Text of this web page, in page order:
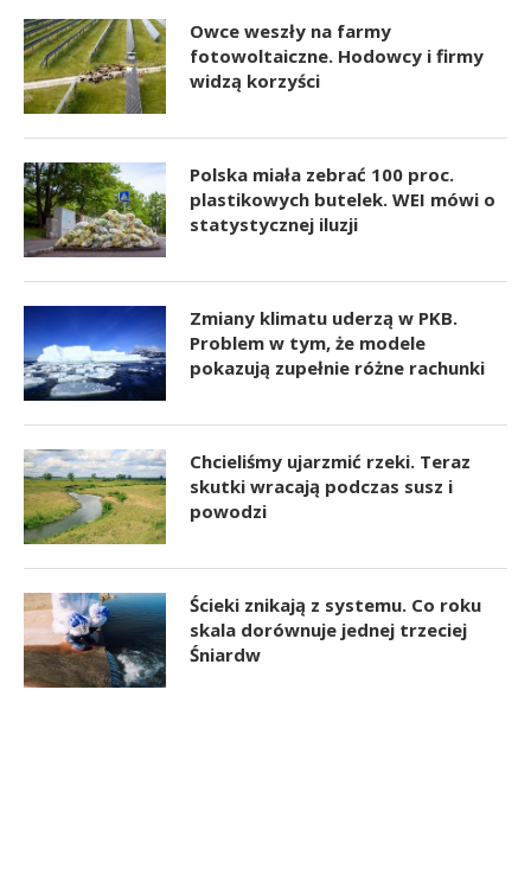
Owce weszły na farmy
fotowoltaiczne. Hodowcy i firmy
widzą korzyści
Polska miała zebrać 100 proc.
plastikowych butelek. WEI mówi o
statystycznej iluzji
Zmiany klimatu uderzą w PKB.
Problem w tym, że modele
pokazują zupełnie różne rachunki
Chcieliśmy ujarzmić rzeki. Teraz
skutki wracają podczas susz i
powodzi
Ścieki znikają z systemu. Co roku
skala dorównuje jednej trzeciej
Śniardw